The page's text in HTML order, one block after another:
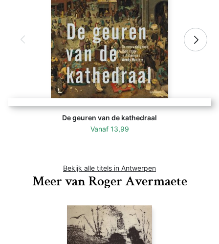
De geuren van de kathedraal
Vanaf 13,99
Bekijk alle titels in Antwerpen
Meer van Roger Avermaete